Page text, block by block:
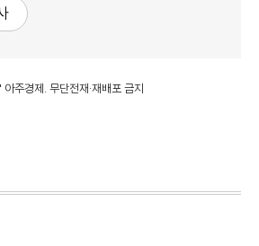
주경제. 무단전재·재배포 금지